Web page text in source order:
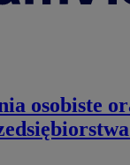
osobiste